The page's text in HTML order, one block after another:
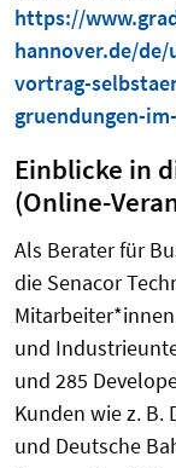
https://
hannover.de/
vortrag-
gruendungen-
Einblicke in
(Online-
Als Berater für
die Senacor
und
und 285
Kunden wie z. B.
und Deutsche